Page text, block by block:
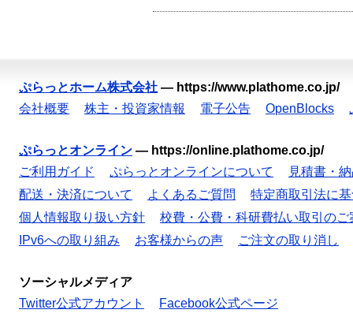
ぷらっとホーム株式会社 — https://www.plathome.co.jp/
会社概要
株主・投資家情報 電子公告 OpenBlocks
ぷらっとオンライン — https://online.plathome.co.jp/
ご利用ガイド
ぷらっとオンラインについて
見積書・
配送・決済について
よくあるご質問
特定商取引法に
個人情報取り扱い方針
校費・公費・科研費払い取引のご
IPv6への取り組み
お客様からの声 ご注文の取り消し
ソーシャルメディア
Twitter公式アカウント
Facebook公式ページ